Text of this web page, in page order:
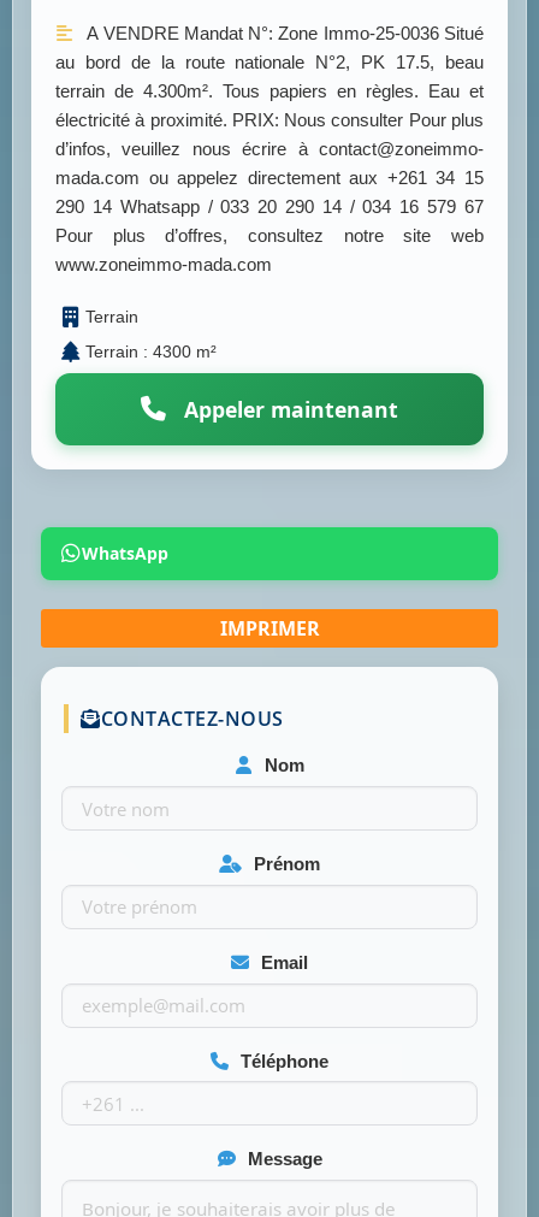
A VENDRE Mandat N°: Zone Immo-25-0036 Situé
au bord de la route nationale N°2, PK 17.5, beau
terrain de 4.300m². Tous papiers en règles. Eau et
électricité à proximité. PRIX: Nous consulter Pour plus
d’infos, veuillez nous écrire à contact@zoneimmo-
mada.com ou appelez directement aux +261 34 15
290 14 Whatsapp / 033 20 290 14 / 034 16 579 67
Pour plus d’offres, consultez notre site web
www.zoneimmo-mada.com
Terrain
Terrain : 4300 m²
Appeler maintenant
WhatsApp
CONTACTEZ-NOUS
Nom
Prénom
Email
Téléphone
Message